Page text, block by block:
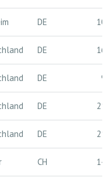
DE 10
DE 16
DE 9
DE 21
DE 21
CH 14